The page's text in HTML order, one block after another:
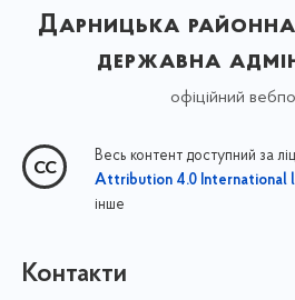
Дарницька районна
державна
офіційний
Весь контент доступний за
Attribution 4.0 International
інше
Контакти